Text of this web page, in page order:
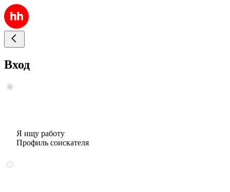
Вход
Я ищу работу
Профиль соискателя